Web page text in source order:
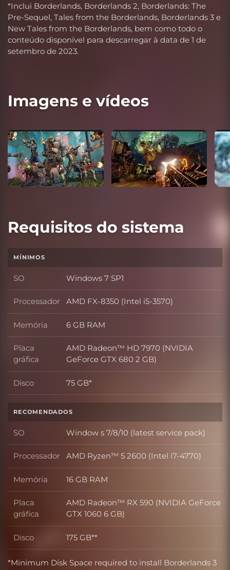
*Inclui Borderlands, Borderlands 2, Borderlands: The
Pre-Sequel, Tales from the Borderlands, Borderlands 3 e
New Tales from the Borderlands, bem como todo o
conteúdo disponível para descarregar à data de 1 de
setembro de 2023.
Imagens e vídeos
Requisitos do sistema
MÍNIMOS
SO SO
Windows 7 SP1
Processador Processador
AMD FX-8350 (Intel i5-3570)
Memória Memória
6 GB RAM
Placa
gráfica
Placa gráfica
AMD Radeon™ HD 7970 (NVIDIA
GeForce GTX 680 2 GB)
Disco Disco
75 GB*
RECOMENDADOS
SO SO
Window s 7/8/10 (latest service pack)
Processador Processador
AMD Ryzen™ 5 2600 (Intel i7-4770)
Memória Memória
16 GB RAM
Placa
gráfica
Placa gráfica
AMD Radeon™ RX 590 (NVIDIA GeForce
GTX 1060 6 GB)
Disco Disco
175 GB**
*Minimum Disk Space required to install Borderlands 3